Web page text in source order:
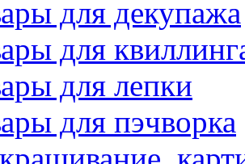
для декупажа
для
для лепки
для пэчворка